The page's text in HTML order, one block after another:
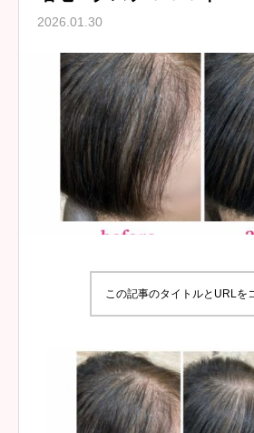
2026.01.30
この記事のタイトルとURLを